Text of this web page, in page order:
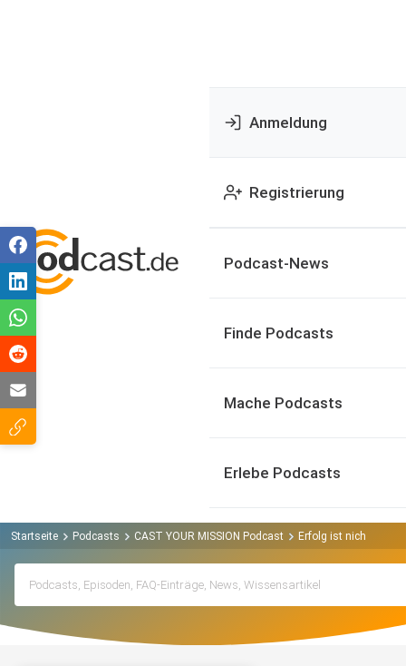
Anmeldung
Registrierung
Podcast-News
Finde Podcasts
Mache Podcasts
Erlebe Podcasts
Startseite Podcasts CAST YOUR MISSION Podcast Erfolg ist nicht gleich